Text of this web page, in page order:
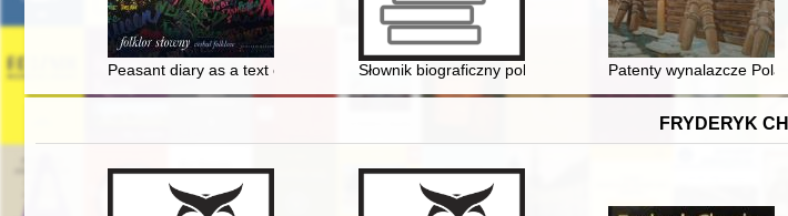
Peasant diary as a text of folklore? = Pamiętnik chłopski jako tekst folkloru?
Słownik biograficzny polskiego obozu narodowego : całość
Patenty wynalazcze
FRYDERYK